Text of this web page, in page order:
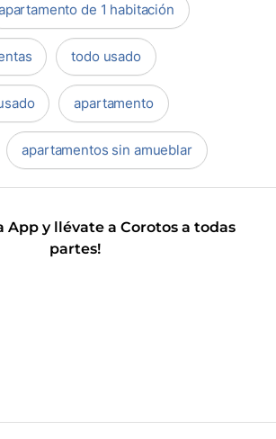
de 1 habitación
todo usado
apartamento
apartamentos sin amueblar
App y llévate a Corotos a todas
partes!